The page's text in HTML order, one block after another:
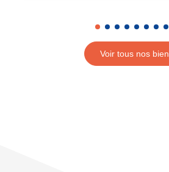
Voir tous nos